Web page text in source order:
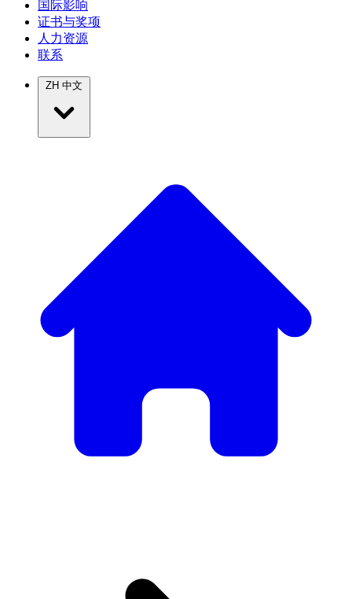
国际影响
证书与奖项
人力资源
联系
ZH 中文